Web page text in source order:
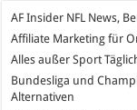
AF Insider NFL News,
Affiliate Marketing für
Alles außer Sport
Bundesliga und
Alternativen